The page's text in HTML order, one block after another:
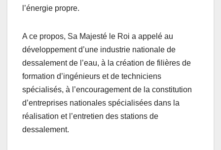
l’énergie propre.
A ce propos, Sa Majesté le Roi a appelé au
développement d’une industrie nationale de
dessalement de l’eau, à la création de filières de
formation d’ingénieurs et de techniciens
spécialisés, à l’encouragement de la constitution
d’entreprises nationales spécialisées dans la
réalisation et l’entretien des stations de
dessalement.